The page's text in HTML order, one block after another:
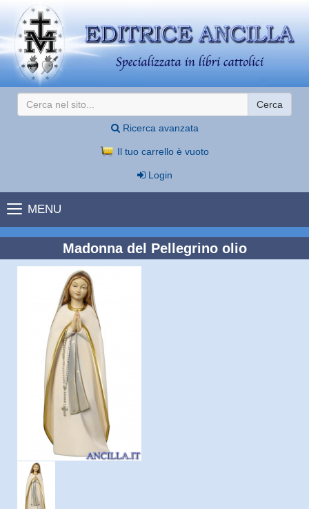
Cerca
Ricerca avanzata
Il tuo carrello è vuoto
Login
MENU
Madonna del Pellegrino olio